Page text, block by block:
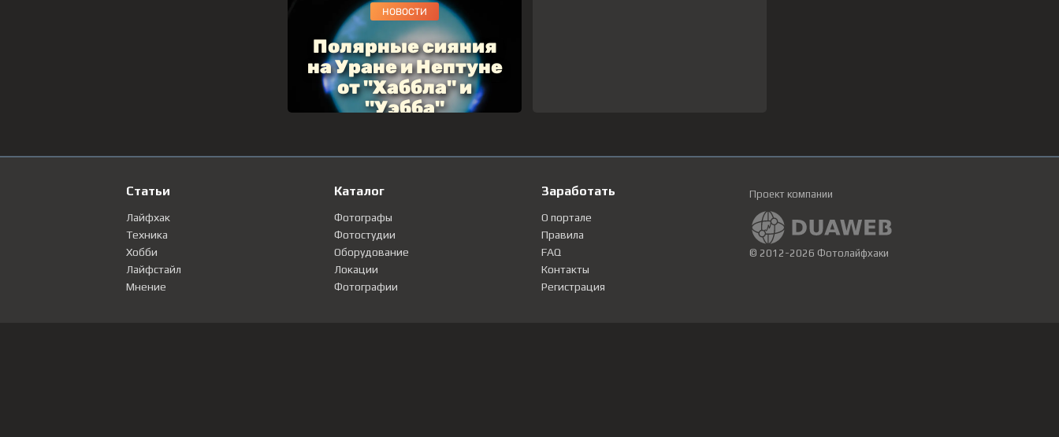
Статьи
Лайфхак
Техника
Хобби
Лайфстайл
Мнение
Каталог
Фотографы
Фотостудии
Оборудование
Локации
Фотографии
Заработать
О портале
Правила
FAQ
Контакты
Регистрация
Проект компании
© 2012-2026 Фотолайфхаки